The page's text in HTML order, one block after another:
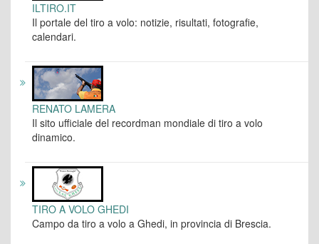
ILTIRO.IT
Il portale del tiro a volo: notizie, risultati, fotografie,
calendari.
RENATO LAMERA
Il sito ufficiale del recordman mondiale di tiro a volo
dinamico.
TIRO A VOLO GHEDI
Campo da tiro a volo a Ghedi, in provincia di Brescia.